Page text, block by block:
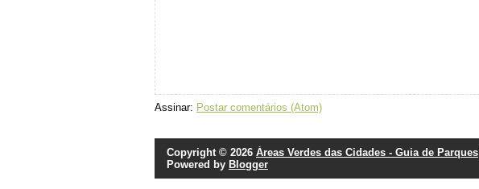
Assinar: Postar comentários (Atom)
Copyright © 2026 Áreas Verdes das Cidades - Guia de Parques
Powered by Blogger